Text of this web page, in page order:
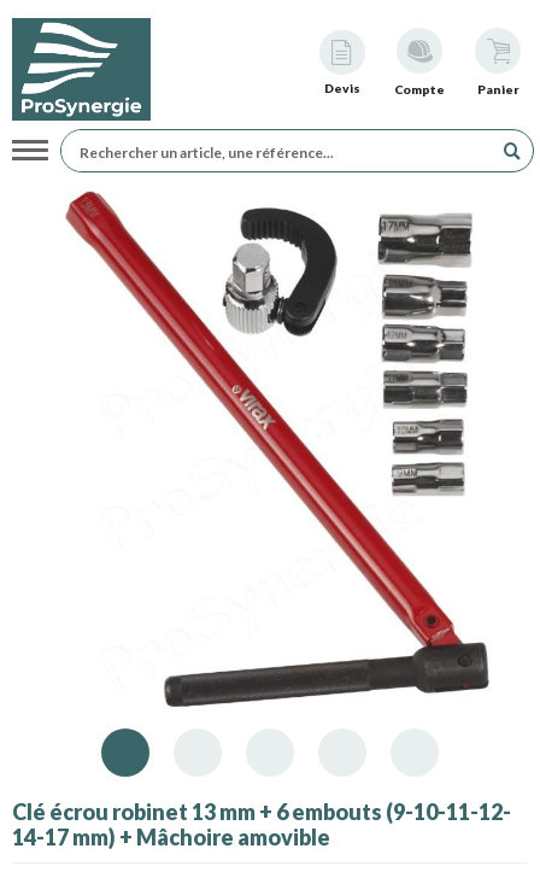
Devis Compte Panier
Navigation
Clé écrou robinet 13 mm + 6 embouts (9-10-11-12-
14-17 mm) + Mâchoire amovible